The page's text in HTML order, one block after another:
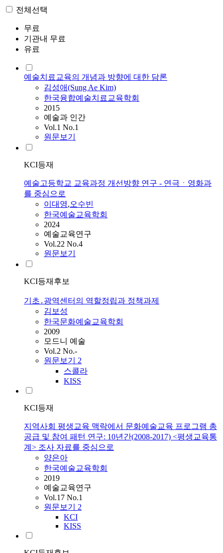
전체선택
무료
기관내 무료
유료
예술치료교육의 개념과 방향에 대한 담론
김성애(Sung Ae Kim)
한국융합예술치료교육학회
2015
예술과 인간
Vol.1 No.1
원문보기
KCI등재
예술고등학교 교육과정 개선방향 연구 - 연극ㆍ영화과
를 중심으로
이대영,오수빈
한국예술교육학회
2024
예술교육연구
Vol.22 No.4
원문보기
KCI등재후보
기초․광역센터의 역할정립과 정책과제
김보성
한국문화예술교육학회
2009
모드니 예술
Vol.2 No.-
원문보기 2
스콜라
KISS
KCI등재
지역사회 평생교육 맥락에서 문화예술교육 프로그램 총
공급 및 참여 패턴 연구: 10년간(2008-2017) <평생교육통
계> 조사 자료를 중심으로
양은아
한국예술교육학회
2019
예술교육연구
Vol.17 No.1
원문보기 2
KCI
KISS